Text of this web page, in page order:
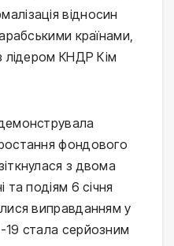
відносин
країнами,
лідером КНДР Кім
фондового
з двома
та подіям 6 січня
виправданням у
19 стала серйозним